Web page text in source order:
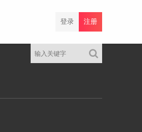
注册
登录